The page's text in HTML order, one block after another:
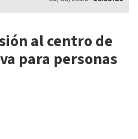
al centro de
para personas